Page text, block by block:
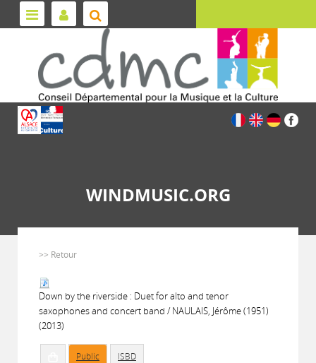
WINDMUSIC.ORG
>> Retour
Down by the riverside : Duet for alto and tenor
saxophones and concert band / NAULAIS, Jérôme (1951)
(2013)
Public ISBD